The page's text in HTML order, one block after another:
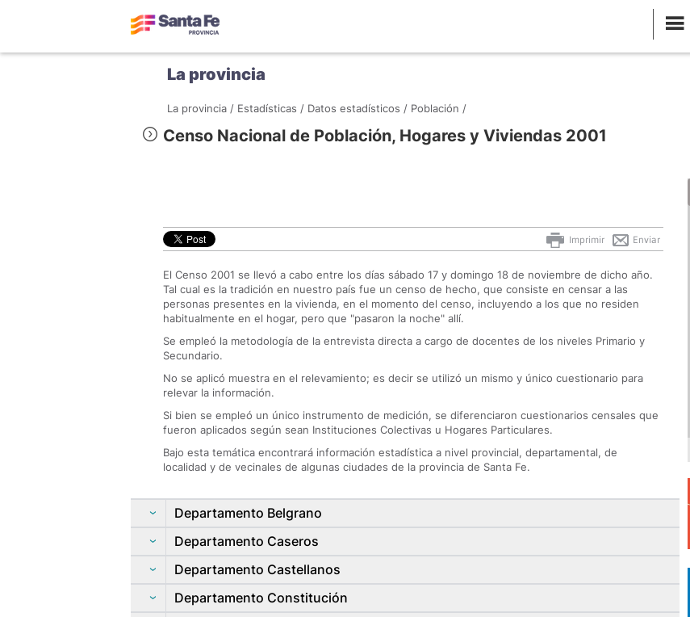
La provincia
La provincia / Estadísticas / Datos estadísticos / Población /
Censo Nacional de Población, Hogares y Viviendas 2001
Enviar
Imprimir
El Censo 2001 se llevó a cabo entre los días sábado 17 y domingo 18 de noviembre de dicho año.
Tal cual es la tradición en nuestro país fue un censo de hecho, que consiste en censar a las
personas presentes en la vivienda, en el momento del censo, incluyendo a los que no residen
habitualmente en el hogar, pero que "pasaron la noche" allí.
Se empleó la metodología de la entrevista directa a cargo de docentes de los niveles Primario y
Secundario.
No se aplicó muestra en el relevamiento; es decir se utilizó un mismo y único cuestionario para
relevar la información.
Si bien se empleó un único instrumento de medición, se diferenciaron cuestionarios censales que
fueron aplicados según sean Instituciones Colectivas u Hogares Particulares.
Bajo esta temática encontrará información estadística a nivel provincial, departamental, de
localidad y de vecinales de algunas ciudades de la provincia de Santa Fe.
Departamento Belgrano
Departamento Caseros
Departamento Castellanos
Departamento Constitución